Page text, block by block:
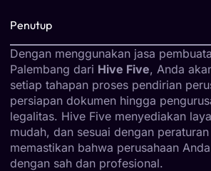
Penutup
Dengan menggunakan jasa
Palembang dari Hive Five, Anda
setiap tahapan proses pendirian
persiapan dokumen hingga
legalitas. Hive Five menyediakan
mudah, dan sesuai dengan
memastikan bahwa perusahaan
dengan sah dan profesional.